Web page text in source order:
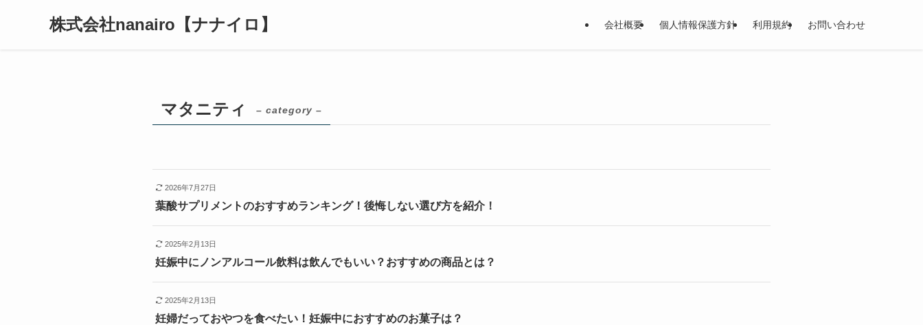
株式会社nanairo【ナナイロ】 会社概要 個人情報保護方針 利用規約 お問い合わせ
マタニティ – category –
2026年7月27日
葉酸サプリメントのおすすめランキング！後悔しない選び方を紹介！
2025年2月13日
妊娠中にノンアルコール飲料は飲んでもいい？おすすめの商品とは？
2025年2月13日
妊婦だっておやつを食べたい！妊娠中におすすめのお菓子は？